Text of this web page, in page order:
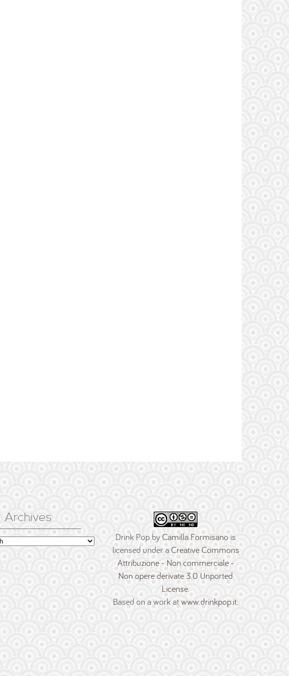
Archives
Drink PopbyCamilla Formisanois
licensed under aCreative Commons
Attribuzione - Non commerciale -
Non opere derivate 3.0 Unported
License.
Based on a work atwww.drinkpop.it.